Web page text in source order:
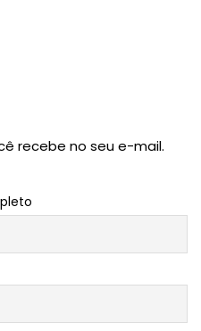
recebe no seu e-mail.